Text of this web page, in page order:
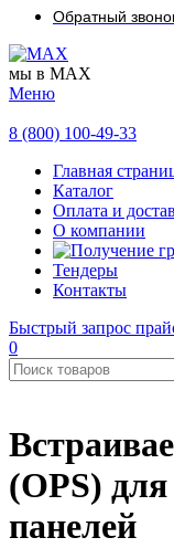
Обратный
мы в MAX
Меню
8 (800) 100-49-33
Главная
Каталог
Оплата и
О компании
Тендеры
Контакты
Быстрый запрос
0
(OPS)
панелей